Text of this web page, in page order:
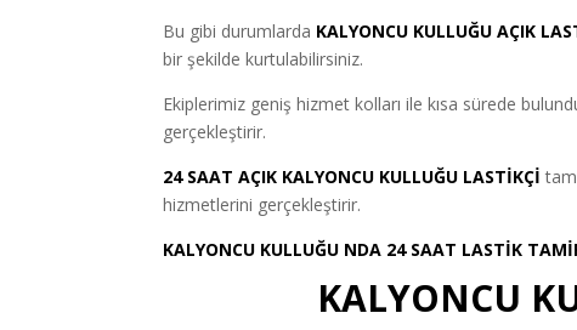
Bu gibi durumlarda KALYONCU KULLUĞU AÇIK
bir şekilde kurtulabilirsiniz.
Ekiplerimiz geniş hizmet kolları ile kısa sürede
gerçekleştirir.
24 SAAT AÇIK KALYONCU KULLUĞU LASTİKÇİ
hizmetlerini gerçekleştirir.
KALYONCU KULLUĞU NDA 24 SAAT LASTİK
KALYONCU